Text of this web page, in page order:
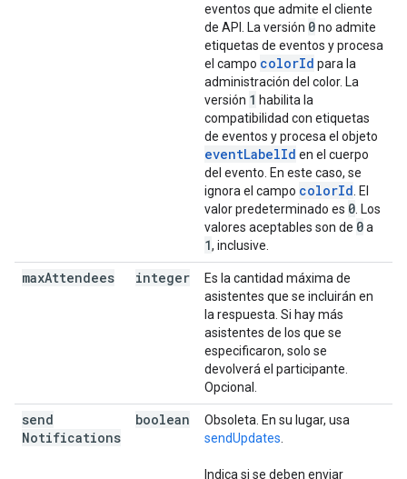
eventos que admite el cliente
de API. La versión 0no admite
etiquetas de eventos y procesa
el campo colorId para la
administración del color. La
versión 1 habilita la
compatibilidad con etiquetas
de eventos y procesa el objeto
eventLabelId en el cuerpo
del evento. En este caso, se
ignora el campo colorId . El
valor predeterminado es 0 . Los
valores aceptables son de 0a
1, inclusive.
maxAttendees integer
Es la cantidad máxima de
asistentes que se incluirán en
la respuesta. Si hay más
asistentes de los que se
especificaron, solo se
devolverá el participante.
Opcional.
send
Notifications
boolean
Obsoleta. En su lugar, usa
sendUpdates
Indica si se deben enviar